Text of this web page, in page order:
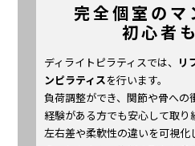
完全個室のマ
初心者
ディライトピラティスでは、 リ
ンピラティスを行います。
負荷調整ができ、関節や骨への
経験がある方でも安心して取り
左右差や柔軟性の違いを可視